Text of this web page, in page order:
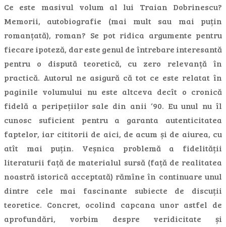
Ce este masivul volum al lui Traian Dobrinescu?
Memorii, autobiografie (mai mult sau mai puțin
romanțată), roman? Se pot ridica argumente pentru
fiecare ipoteză, dar este genul de întrebare interesantă
pentru o dispută teoretică, cu zero relevanță în
practică. Autorul ne asigură că tot ce este relatat în
paginile volumului nu este altceva decît o cronică
fidelă a peripețiilor sale din anii ‘90. Eu unul nu îl
cunosc suficient pentru a garanta autenticitatea
faptelor, iar cititorii de aici, de acum și de aiurea, cu
atît mai puțin. Veșnica problemă a fidelității
literaturii față de materialul sursă (față de realitatea
noastră istorică acceptată) rămîne în continuare unul
dintre cele mai fascinante subiecte de discuții
teoretice. Concret, ocolind capcana unor astfel de
aprofundări, vorbim despre veridicitate și